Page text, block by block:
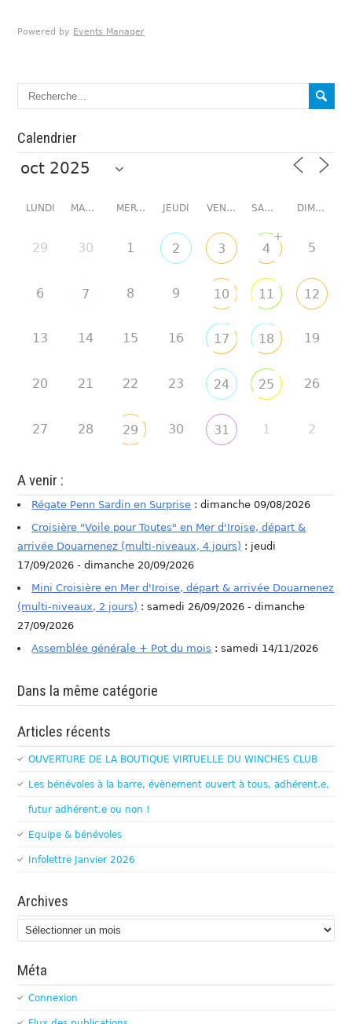
Powered by Events Manager
Calendrier
LUNDI MARDI MERCREDI JEUDI VENDREDI SAMEDI DIMANCHE
29 30 1 2 3 4
+
5
6 7 8 9 10 11 12
13 14 15 16 17 18 19
20 21 22 23 24 25 26
27 28 29 30 31 1 2
A venir :
Régate Penn Sardin en Surprise : dimanche 09/08/2026
Croisière "Voile pour Toutes" en Mer d'Iroise, départ &
arrivée Douarnenez (multi-niveaux, 4 jours) : jeudi
17/09/2026 - dimanche 20/09/2026
Mini Croisière en Mer d'Iroise, départ & arrivée Douarnenez
(multi-niveaux, 2 jours) : samedi 26/09/2026 - dimanche
27/09/2026
Assemblée générale + Pot du mois : samedi 14/11/2026
Dans la même catégorie
Articles récents
OUVERTURE DE LA BOUTIQUE VIRTUELLE DU WINCHES CLUB
Les bénévoles à la barre, évènement ouvert à tous, adhérent.e,
futur adhérent.e ou non !
Equipe & bénévoles
Infolettre Janvier 2026
Archives
Archives
Méta
Connexion